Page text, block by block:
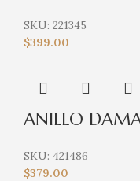
SKU: 221345
$399.00
ANILLO
SKU: 421486
$379.00